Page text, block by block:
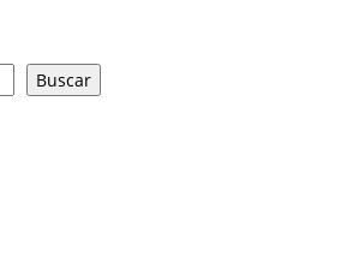
Buscar